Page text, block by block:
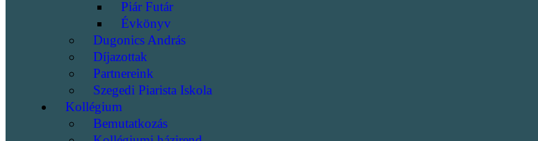
Piár Futár
Évkönyv
Dugonics András
Díjazottak
Partnereink
Szegedi Piarista Iskola
Kollégium
Bemutatkozás